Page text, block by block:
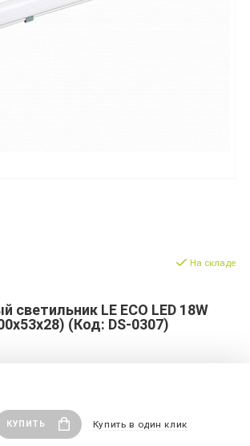
светильник LE ECO LED 18W
(Код: DS-0307)
На складе
КУПИТЬ Купить в один клик